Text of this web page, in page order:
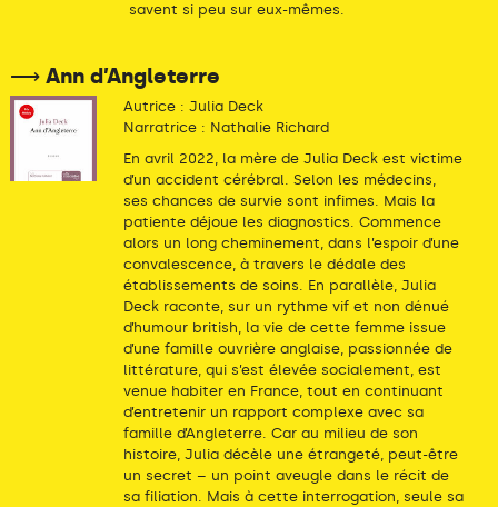
savent si peu sur eux-mêmes.
⟶ Ann d’Angleterre
Autrice : Julia Deck
Narratrice : Nathalie Richard
En avril 2022, la mère de Julia Deck est victime
d’un accident cérébral. Selon les médecins,
ses chances de survie sont infimes. Mais la
patiente déjoue les diagnostics. Commence
alors un long cheminement, dans l’espoir d’une
convalescence, à travers le dédale des
établissements de soins. En parallèle, Julia
Deck raconte, sur un rythme vif et non dénué
d’humour british, la vie de cette femme issue
d’une famille ouvrière anglaise, passionnée de
littérature, qui s’est élevée socialement, est
venue habiter en France, tout en continuant
d’entretenir un rapport complexe avec sa
famille d’Angleterre. Car au milieu de son
histoire, Julia décèle une étrangeté, peut-être
un secret – un point aveugle dans le récit de
sa filiation. Mais à cette interrogation, seule sa